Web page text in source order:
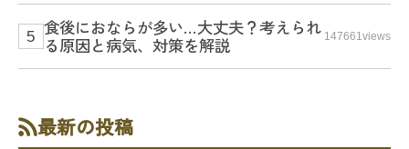
食後におならが多い…大丈夫？考えられ
る原因と病気、対策を解説
147661views
最新の投稿